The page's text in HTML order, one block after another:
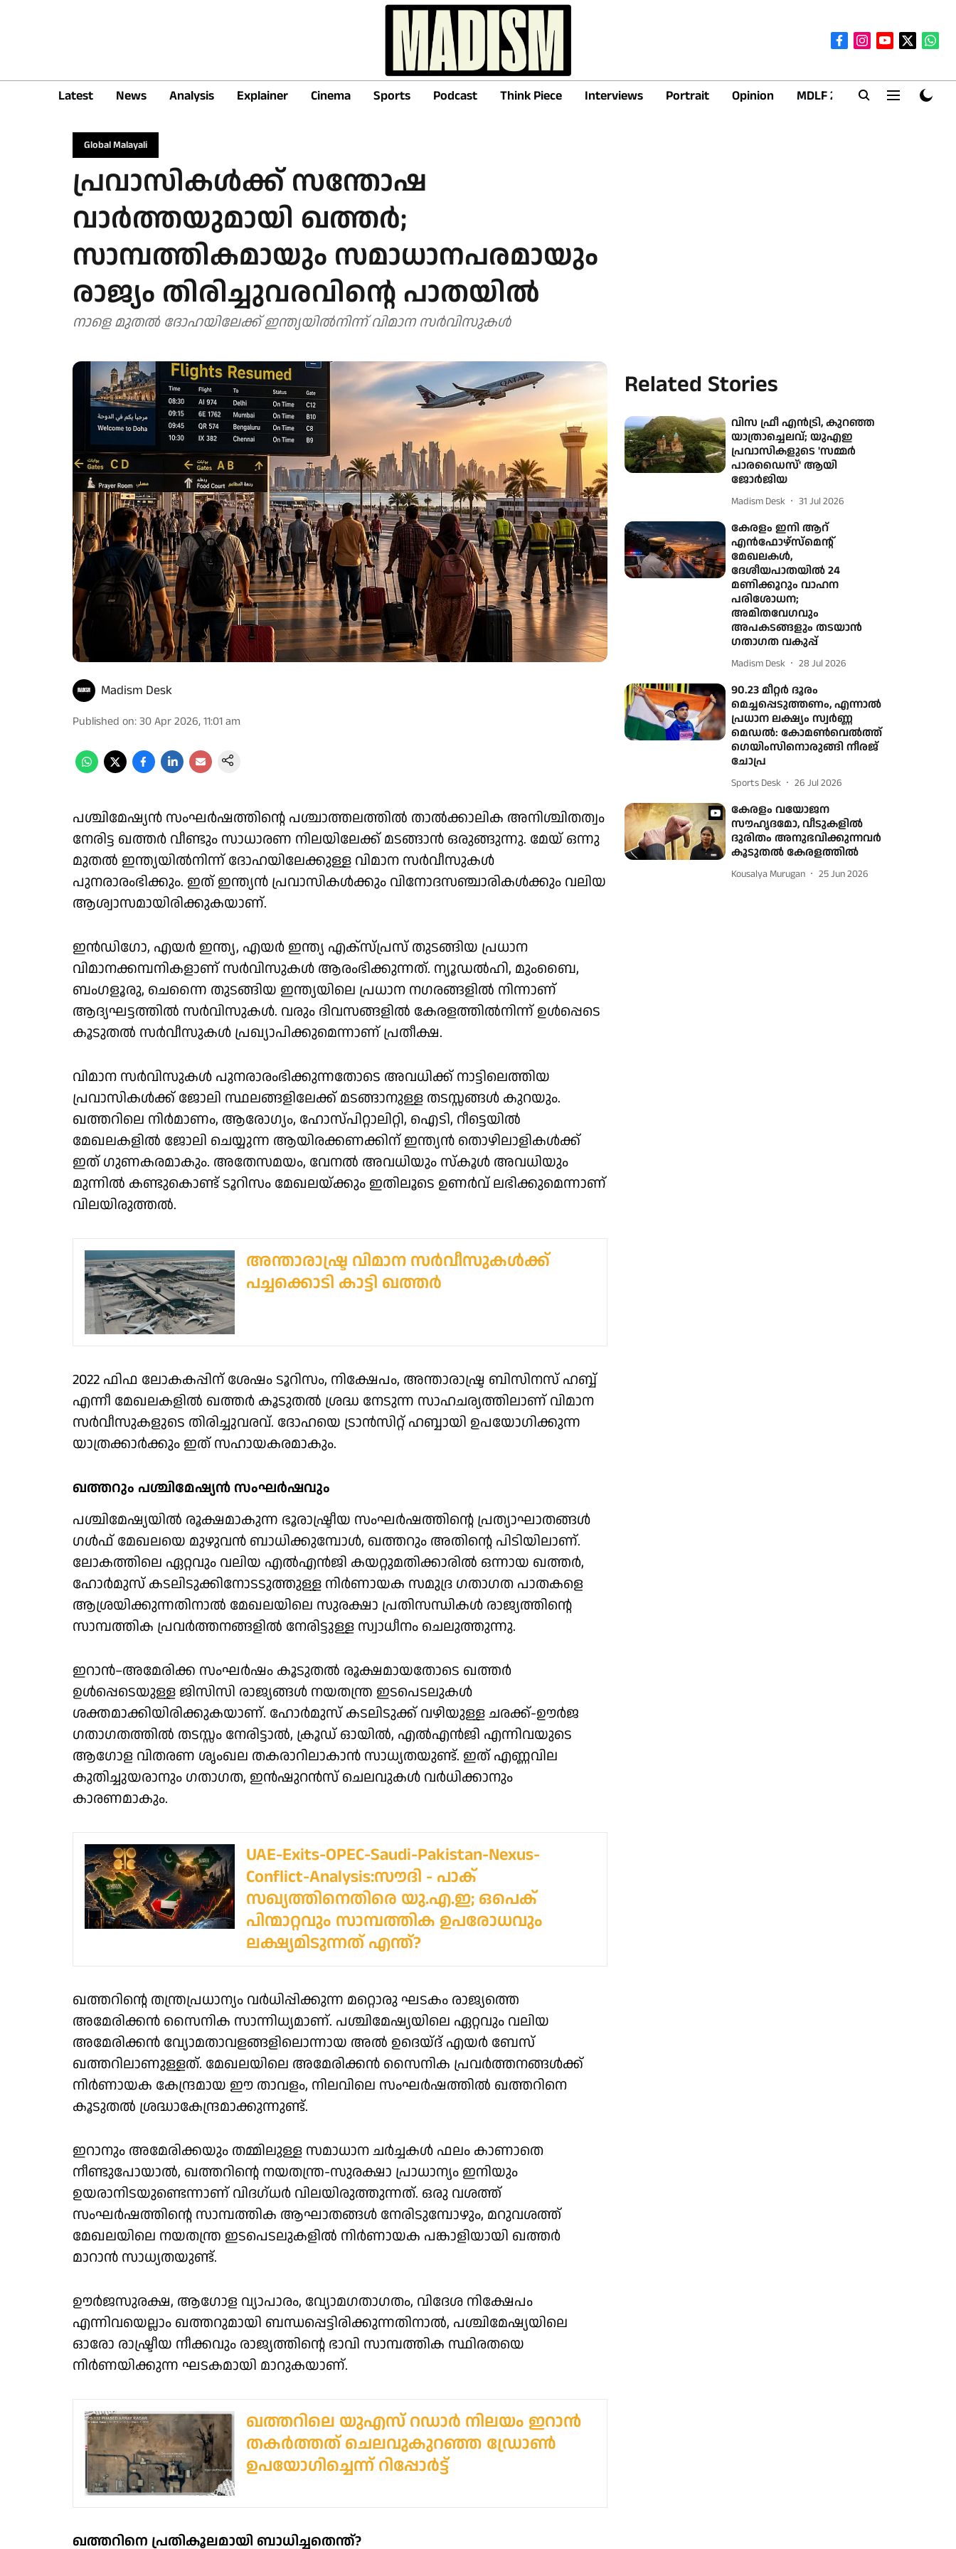
Latest News Analysis Explainer Cinema Sports Podcast Think Piece Interviews Portrait Opinion MDLF 2026
Global Malayali
പ്രവാസികൾക്ക് സന്തോഷ
വാർത്തയുമായി ഖത്തർ;
സാമ്പത്തികമായും സമാധാനപരമായും
രാജ്യം തിരിച്ചുവരവിന്റെ പാതയിൽ
നാളെ മുതൽ ദോഹയിലേക്ക് ഇന്ത്യയിൽനിന്ന് വിമാന സർവിസുകൾ
Madism Desk
Published on:30 Apr 2026, 11:01 am
പശ്ചിമേഷ്യൻ സംഘർഷത്തിന്റെ പശ്ചാത്തലത്തിൽ താൽക്കാലിക അനിശ്ചിതത്വം
നേരിട്ട ഖത്തർ വീണ്ടും സാധാരണ നിലയിലേക്ക് മടങ്ങാൻ ഒരുങ്ങുന്നു. മേയ് ഒന്നു
മുതൽ ഇന്ത്യയിൽനിന്ന് ദോഹയിലേക്കുള്ള വിമാന സർവീസുകൾ
പുനരാരംഭിക്കും. ഇത് ഇന്ത്യൻ പ്രവാസികൾക്കും വിനോദസഞ്ചാരികൾക്കും വലിയ
ആശ്വാസമായിരിക്കുകയാണ്.
ഇൻഡിഗോ, എയർ ഇന്ത്യ, എയർ ഇന്ത്യ എക്‌സ്പ്രസ് തുടങ്ങിയ പ്രധാന
വിമാനക്കമ്പനികളാണ് സർവിസുകൾ ആരംഭിക്കുന്നത്. ന്യൂഡൽഹി, മുംബൈ,
ബംഗളൂരു, ചെന്നൈ തുടങ്ങിയ ഇന്ത്യയിലെ പ്രധാന നഗരങ്ങളിൽ നിന്നാണ്
ആദ്യഘട്ടത്തിൽ സർവിസുകൾ. വരും ദിവസങ്ങളിൽ കേരളത്തിൽനിന്ന് ഉൾപ്പെടെ
കൂടുതൽ സർവീസുകൾ പ്രഖ്യാപിക്കുമെന്നാണ് പ്രതീക്ഷ.
വിമാന സർവിസുകൾ പുനരാരംഭിക്കുന്നതോടെ അവധിക്ക് നാട്ടിലെത്തിയ
പ്രവാസികൾക്ക് ജോലി സ്ഥലങ്ങളിലേക്ക് മടങ്ങാനുള്ള തടസ്സങ്ങൾ കുറയും.
ഖത്തറിലെ നിർമാണം, ആരോഗ്യം, ഹോസ്പിറ്റാലിറ്റി, ഐടി, റീട്ടെയിൽ
മേഖലകളിൽ ജോലി ചെയ്യുന്ന ആയിരക്കണക്കിന് ഇന്ത്യൻ തൊഴിലാളികൾക്ക്
ഇത് ഗുണകരമാകും. അതേസമയം, വേനൽ അവധിയും സ്കൂൾ അവധിയും
മുന്നിൽ കണ്ടുകൊണ്ട് ടൂറിസം മേഖലയ്ക്കും ഇതിലൂടെ ഉണർവ് ലഭിക്കുമെന്നാണ്
വിലയിരുത്തൽ.
അന്താരാഷ്ട്ര വിമാന സർവീസുകൾക്ക്
പച്ചക്കൊടി കാട്ടി ഖത്തർ
2022 ഫിഫ ലോകകപ്പിന് ശേഷം ടൂറിസം, നിക്ഷേപം, അന്താരാഷ്ട്ര ബിസിനസ് ഹബ്ബ്
എന്നീ മേഖലകളിൽ ഖത്തർ കൂടുതൽ ശ്രദ്ധ നേടുന്ന സാഹചര്യത്തിലാണ് വിമാന
സർവീസുകളുടെ തിരിച്ചുവരവ്. ദോഹയെ ട്രാൻസിറ്റ് ഹബ്ബായി ഉപയോഗിക്കുന്ന
യാത്രക്കാർക്കും ഇത് സഹായകരമാകും.
ഖത്തറും പശ്ചിമേഷ്യൻ സംഘർഷവും
പശ്ചിമേഷ്യയിൽ രൂക്ഷമാകുന്ന ഭൂരാഷ്ട്രീയ സംഘർഷത്തിന്റെ പ്രത്യാഘാതങ്ങൾ
ഗൾഫ് മേഖലയെ മുഴുവൻ ബാധിക്കുമ്പോൾ, ഖത്തറും അതിന്റെ പിടിയിലാണ്.
ലോകത്തിലെ ഏറ്റവും വലിയ എൽഎൻജി കയറ്റുമതിക്കാരിൽ ഒന്നായ ഖത്തർ,
ഹോർമുസ് കടലിടുക്കിനോടടുത്തുള്ള നിർണായക സമുദ്ര ഗതാഗത പാതകളെ
ആശ്രയിക്കുന്നതിനാൽ മേഖലയിലെ സുരക്ഷാ പ്രതിസന്ധികൾ രാജ്യത്തിന്റെ
സാമ്പത്തിക പ്രവർത്തനങ്ങളിൽ നേരിട്ടുള്ള സ്വാധീനം ചെലുത്തുന്നു.
ഇറാൻ–അമേരിക്ക സംഘർഷം കൂടുതൽ രൂക്ഷമായതോടെ ഖത്തർ
ഉൾപ്പെടെയുള്ള ജിസിസി രാജ്യങ്ങൾ നയതന്ത്ര ഇടപെടലുകൾ
ശക്തമാക്കിയിരിക്കുകയാണ്. ഹോർമുസ് കടലിടുക്ക് വഴിയുള്ള ചരക്ക്-ഊർജ
ഗതാഗതത്തിൽ തടസ്സം നേരിട്ടാൽ, ക്രൂഡ് ഓയിൽ, എൽഎൻജി എന്നിവയുടെ
ആഗോള വിതരണ ശൃംഖല തകരാറിലാകാൻ സാധ്യതയുണ്ട്. ഇത് എണ്ണവില
കുതിച്ചുയരാനും ഗതാഗത, ഇൻഷുറൻസ് ചെലവുകൾ വർധിക്കാനും
കാരണമാകും.
UAE-Exits-OPEC-Saudi-Pakistan-Nexus-
Conflict-Analysis:സൗദി - പാക്
സഖ്യത്തിനെതിരെ യു.എ.ഇ; ഒപെക്
പിന്മാറ്റവും സാമ്പത്തിക ഉപരോധവും
ലക്ഷ്യമിടുന്നത് എന്ത്?
ഖത്തറിന്റെ തന്ത്രപ്രധാന്യം വർധിപ്പിക്കുന്ന മറ്റൊരു ഘടകം രാജ്യത്തെ
അമേരിക്കൻ സൈനിക സാന്നിധ്യമാണ്. പശ്ചിമേഷ്യയിലെ ഏറ്റവും വലിയ
അമേരിക്കൻ വ്യോമതാവളങ്ങളിലൊന്നായ അൽ ഉദെയ്‌ദ് എയർ ബേസ്
ഖത്തറിലാണുള്ളത്. മേഖലയിലെ അമേരിക്കൻ സൈനിക പ്രവർത്തനങ്ങൾക്ക്
നിർണായക കേന്ദ്രമായ ഈ താവളം, നിലവിലെ സംഘർഷത്തിൽ ഖത്തറിനെ
കൂടുതൽ ശ്രദ്ധാകേന്ദ്രമാക്കുന്നുണ്ട്.
ഇറാനും അമേരിക്കയും തമ്മിലുള്ള സമാധാന ചർച്ചകൾ ഫലം കാണാതെ
നീണ്ടുപോയാൽ, ഖത്തറിന്റെ നയതന്ത്ര-സുരക്ഷാ പ്രാധാന്യം ഇനിയും
ഉയരാനിടയുണ്ടെന്നാണ് വിദഗ്ധർ വിലയിരുത്തുന്നത്. ഒരു വശത്ത്
സംഘർഷത്തിന്റെ സാമ്പത്തിക ആഘാതങ്ങൾ നേരിടുമ്പോഴും, മറുവശത്ത്
മേഖലയിലെ നയതന്ത്ര ഇടപെടലുകളിൽ നിർണായക പങ്കാളിയായി ഖത്തർ
മാറാൻ സാധ്യതയുണ്ട്.
ഊർജസുരക്ഷ, ആഗോള വ്യാപാരം, വ്യോമഗതാഗതം, വിദേശ നിക്ഷേപം
എന്നിവയെല്ലാം ഖത്തറുമായി ബന്ധപ്പെട്ടിരിക്കുന്നതിനാൽ, പശ്ചിമേഷ്യയിലെ
ഓരോ രാഷ്ട്രീയ നീക്കവും രാജ്യത്തിന്റെ ഭാവി സാമ്പത്തിക സ്ഥിരതയെ
നിർണയിക്കുന്ന ഘടകമായി മാറുകയാണ്.
ഖത്തറിലെ യുഎസ് റഡാർ നിലയം ഇറാൻ
തകർത്തത് ചെലവുകുറഞ്ഞ ഡ്രോൺ
ഉപയോ​ഗിച്ചെന്ന് റിപ്പോർട്ട്
ഖത്തറിനെ പ്രതികൂലമായി ബാധിച്ചതെന്ത്?
Related Stories
വിസ ഫ്രീ എൻട്രി, കുറഞ്ഞ
യാത്രാച്ചെലവ്; യുഎഇ
പ്രവാസികളുടെ 'സമ്മർ
പാരഡൈസ്' ആയി
ജോർജിയ
Madism Desk 31 Jul 2026
കേരളം ഇനി ആറ്
എന്‍ഫോഴ്‌സ്‌മെന്റ്
മേഖലകള്‍,
ദേശീയപാതയില്‍ 24
മണിക്കൂറും വാഹന
പരിശോധന;
അമിതവേഗവും
അപകടങ്ങളും തടയാന്‍
ഗതാഗത വകുപ്പ്
Madism Desk 28 Jul 2026
90.23 മീറ്റർ ദൂരം
മെച്ചപ്പെടുത്തണം, എന്നാൽ
പ്രധാന ലക്ഷ്യം സ്വർണ്ണ
മെഡൽ: കോമൺവെൽത്ത്
ഗെയിംസിനൊരുങ്ങി നീരജ്
ചോപ്ര
Sports Desk 26 Jul 2026
കേരളം വയോജന
സൗഹൃദമോ, വീടുകളില്‍
ദുരിതം അനുഭവിക്കുന്നവര്‍
കൂടുതല്‍ കേരളത്തില്‍
Kousalya Murugan 25 Jun 2026